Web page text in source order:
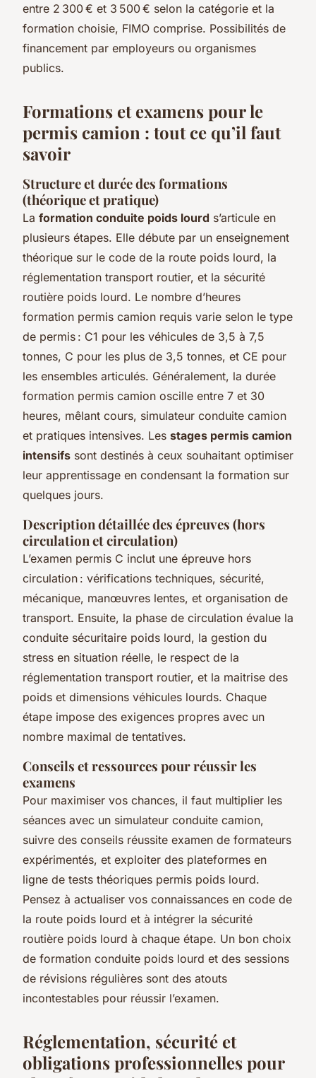
entre 2 300 € et 3 500 € selon la catégorie et la
formation choisie, FIMO comprise. Possibilités de
financement par employeurs ou organismes
publics.
Formations et examens pour le
permis camion : tout ce qu’il faut
savoir
Structure et durée des formations
(théorique et pratique)
La formation conduite poids lourd s’articule en
plusieurs étapes. Elle débute par un enseignement
théorique sur le code de la route poids lourd, la
réglementation transport routier, et la sécurité
routière poids lourd. Le nombre d’heures
formation permis camion requis varie selon le type
de permis : C1 pour les véhicules de 3,5 à 7,5
tonnes, C pour les plus de 3,5 tonnes, et CE pour
les ensembles articulés. Généralement, la durée
formation permis camion oscille entre 7 et 30
heures, mêlant cours, simulateur conduite camion
et pratiques intensives. Les stages permis camion
intensifs sont destinés à ceux souhaitant optimiser
leur apprentissage en condensant la formation sur
quelques jours.
Description détaillée des épreuves (hors
circulation et circulation)
L’examen permis C inclut une épreuve hors
circulation : vérifications techniques, sécurité,
mécanique, manœuvres lentes, et organisation de
transport. Ensuite, la phase de circulation évalue la
conduite sécuritaire poids lourd, la gestion du
stress en situation réelle, le respect de la
réglementation transport routier, et la maitrise des
poids et dimensions véhicules lourds. Chaque
étape impose des exigences propres avec un
nombre maximal de tentatives.
Conseils et ressources pour réussir les
examens
Pour maximiser vos chances, il faut multiplier les
séances avec un simulateur conduite camion,
suivre des conseils réussite examen de formateurs
expérimentés, et exploiter des plateformes en
ligne de tests théoriques permis poids lourd.
Pensez à actualiser vos connaissances en code de
la route poids lourd et à intégrer la sécurité
routière poids lourd à chaque étape. Un bon choix
de formation conduite poids lourd et des sessions
de révisions régulières sont des atouts
incontestables pour réussir l’examen.
Réglementation, sécurité et
obligations professionnelles pour